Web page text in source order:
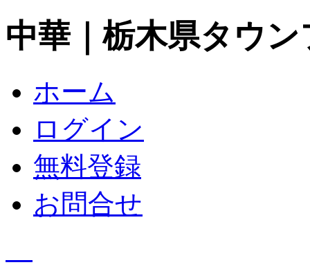
中華｜栃木県タウ
ホーム
ログイン
無料登録
お問合せ